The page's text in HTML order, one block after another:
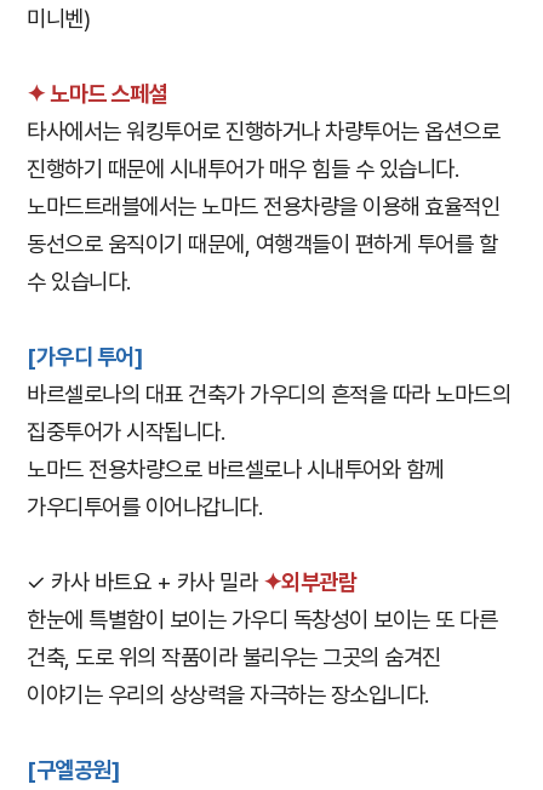
미니벤)
✦ 노마드 스페셜
타사에서는 워킹투어로 진행하거나 차량투어는 옵션으로
진행하기 때문에 시내투어가 매우 힘들 수 있습니다.
노마드트래블에서는 노마드 전용차량을 이용해 효율적인
동선으로 움직이기 때문에, 여행객들이 편하게 투어를 할
수 있습니다.
[가우디 투어]
바르셀로나의 대표 건축가 가우디의 흔적을 따라 노마드의
집중투어가 시작됩니다.
노마드 전용차량으로 바르셀로나 시내투어와 함께
가우디투어를 이어나갑니다.
✓ 카사 바트요 + 카사 밀라 ✦외부관람
한눈에 특별함이 보이는 가우디 독창성이 보이는 또 다른
건축, 도로 위의 작품이라 불리우는 그곳의 숨겨진
이야기는 우리의 상상력을 자극하는 장소입니다.
[구엘공원]